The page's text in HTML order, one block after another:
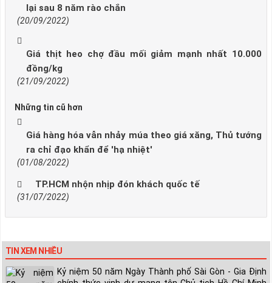
lại sau 8 năm rào chắn
(20/09/2022)
Giá thịt heo chợ đầu mối giảm mạnh nhất 10.000
đồng/kg
(21/09/2022)
Những tin cũ hơn
Giá hàng hóa vẫn nhảy múa theo giá xăng, Thủ tướng
ra chỉ đạo khẩn để 'hạ nhiệt'
(01/08/2022)
TP.HCM nhộn nhịp đón khách quốc tế
(31/07/2022)
TIN XEM NHIỀU
Kỷ niệm 50 năm Ngày Thành phố Sài Gòn - Gia Định